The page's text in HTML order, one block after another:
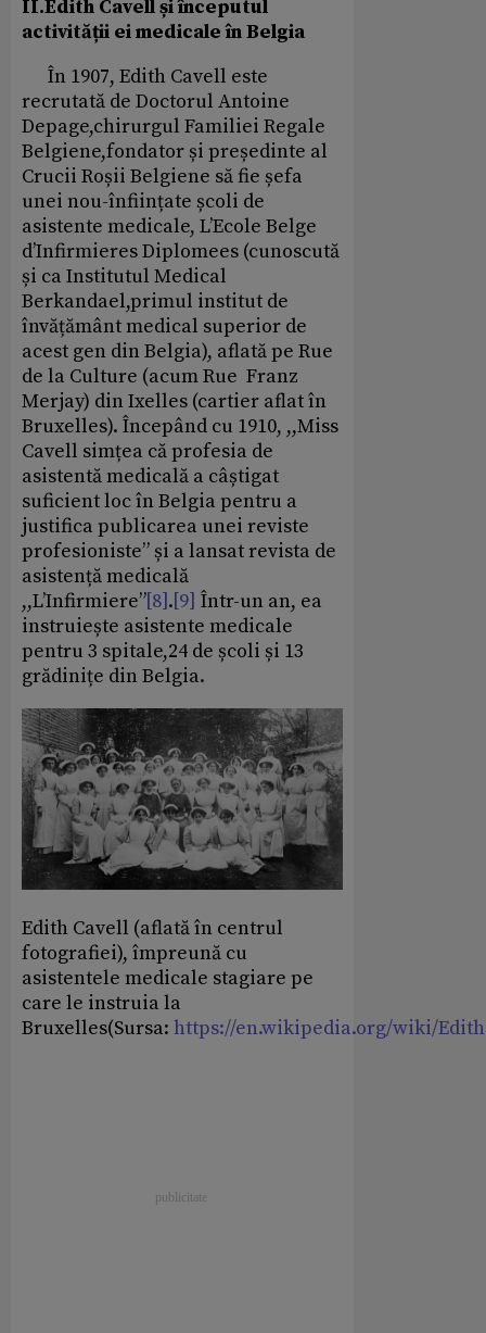
II.Edith Cavell și începutul
activității ei medicale în Belgia
În 1907, Edith Cavell este
recrutată de Doctorul Antoine
Depage,chirurgul Familiei Regale
Belgiene,fondator și președinte al
Crucii Roșii Belgiene să fie șefa
unei nou-înființate școli de
asistente medicale, L’Ecole Belge
d’Infirmieres Diplomees (cunoscută
și ca Institutul Medical
Berkandael,primul institut de
învățământ medical superior de
acest gen din Belgia), aflată pe Rue
de la Culture (acum Rue Franz
Merjay) din Ixelles (cartier aflat în
Bruxelles). Începând cu 1910, ,,Miss
Cavell simțea că profesia de
asistentă medicală a câștigat
suficient loc în Belgia pentru a
justifica publicarea unei reviste
profesioniste” și a lansat revista de
asistență medicală
,,L’Infirmiere”[8].[9] Într-un an, ea
instruiește asistente medicale
pentru 3 spitale,24 de școli și 13
grădinițe din Belgia.
Edith Cavell (aflată în centrul
fotografiei), împreună cu
asistentele medicale stagiare pe
care le instruia la
Bruxelles(Sursa: https://en.wikipedia.org/wiki/